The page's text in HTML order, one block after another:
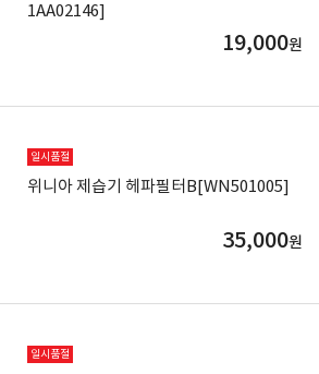
1AA02146]
19,000원
일시품절
위니아 제습기 헤파필터B[WN501005]
35,000원
일시품절